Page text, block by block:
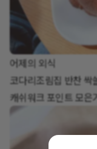
어제의 외식
코다리조림집 반찬 싹
캐쉬워크 포인트 모